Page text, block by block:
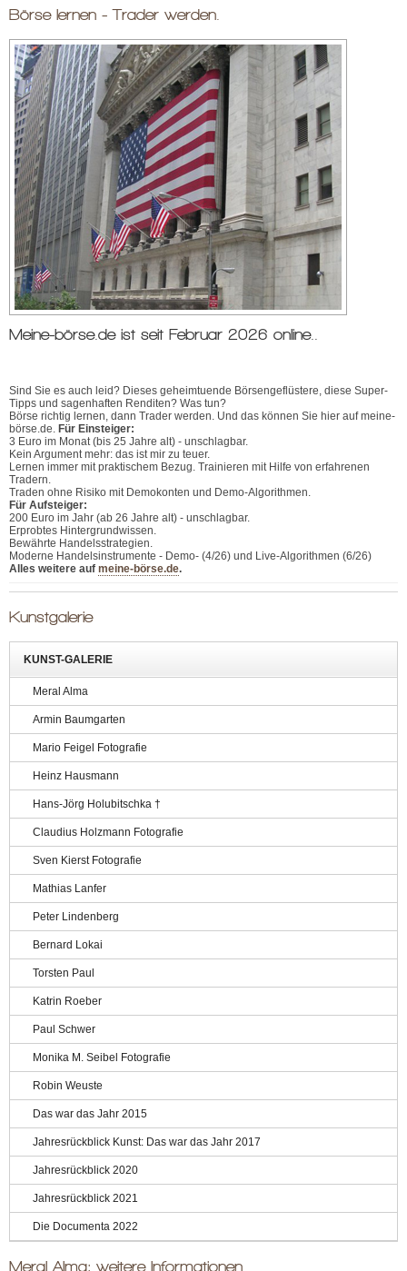
Börse lernen - Trader werden.
Meine-börse.de ist seit Februar 2026 online..
Sind Sie es auch leid? Dieses geheimtuende Börsengeflüstere, diese Super-
Tipps und sagenhaften Renditen? Was tun?
Börse richtig lernen, dann Trader werden. Und das können Sie hier auf meine-
börse.de. Für Einsteiger:
3 Euro im Monat (bis 25 Jahre alt) - unschlagbar.
Kein Argument mehr: das ist mir zu teuer.
Lernen immer mit praktischem Bezug. Trainieren mit Hilfe von erfahrenen
Tradern.
Traden ohne Risiko mit Demokonten und Demo-Algorithmen.
Für Aufsteiger:
200 Euro im Jahr (ab 26 Jahre alt) - unschlagbar.
Erprobtes Hintergrundwissen.
Bewährte Handelsstrategien.
Moderne Handelsinstrumente - Demo- (4/26) und Live-Algorithmen (6/26)
Alles weitere auf meine-börse.de.
Kunstgalerie
KUNST-GALERIE
Meral Alma
Armin Baumgarten
Mario Feigel Fotografie
Heinz Hausmann
Hans-Jörg Holubitschka †
Claudius Holzmann Fotografie
Sven Kierst Fotografie
Mathias Lanfer
Peter Lindenberg
Bernard Lokai
Torsten Paul
Katrin Roeber
Paul Schwer
Monika M. Seibel Fotografie
Robin Weuste
Das war das Jahr 2015
Jahresrückblick Kunst: Das war das Jahr 2017
Jahresrückblick 2020
Jahresrückblick 2021
Die Documenta 2022
Meral Alma: weitere Informationen